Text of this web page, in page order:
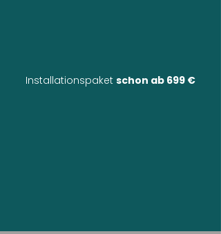
Installationspaket schon ab 699 €